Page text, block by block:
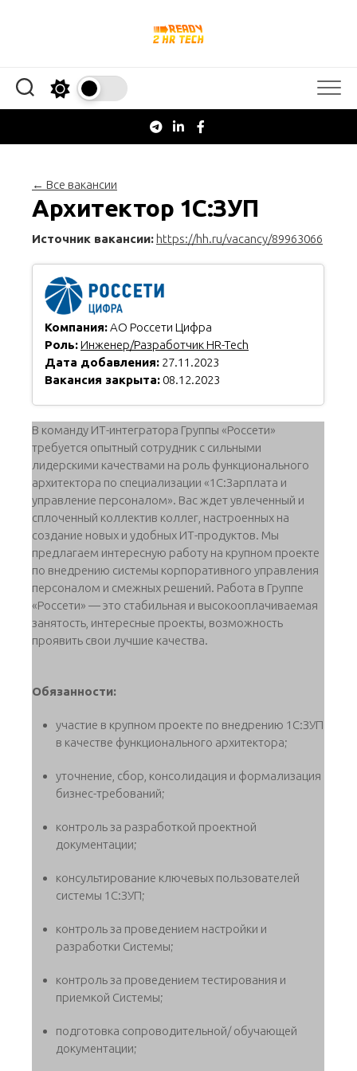
← Все вакансии
Архитектор 1С:ЗУП
Источник вакансии: https://hh.ru/vacancy/89963066
Компания:АО Россети Цифра
Роль:Инженер/Разработчик HR-Tech
Дата добавления: 27.11.2023
Вакансия закрыта: 08.12.2023
В команду ИТ-интегратора Группы «Россети»
требуется опытный сотрудник с сильными
лидерскими качествами на роль функционального
архитектора по специализации «1С:Зарплата и
управление персоналом». Вас ждет увлеченный и
сплоченный коллектив коллег, настроенных на
создание новых и удобных ИТ-продуктов. Мы
предлагаем интересную работу на крупном проекте
по внедрению системы корпоративного управления
персоналом и смежных решений. Работа в Группе
«Россети» — это стабильная и высокооплачиваемая
занятость, интересные проекты, возможность
проявить свои лучшие качества.
Обязанности:
участие в крупном проекте по внедрению 1С:ЗУП
в качестве функционального архитектора;
уточнение, сбор, консолидация и формализация
бизнес-требований;
контроль за разработкой проектной
документации;
консультирование ключевых пользователей
системы 1С:ЗУП;
контроль за проведением настройки и
разработки Системы;
контроль за проведением тестирования и
приемкой Системы;
подготовка сопроводительной/ обучающей
документации;